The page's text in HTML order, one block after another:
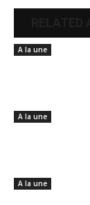
A la une
A la une
A la une